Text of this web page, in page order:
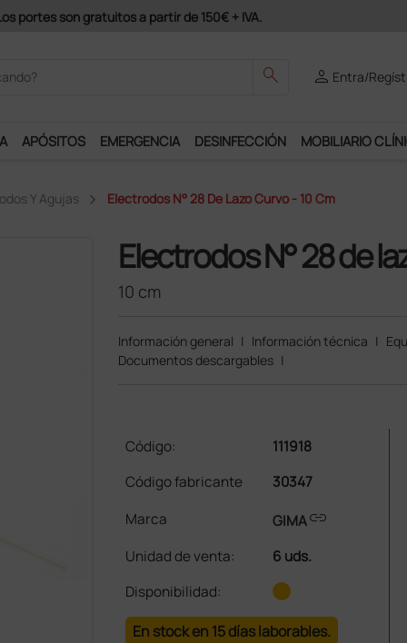
disfrutar de muchos servicios exclusivos.
search person Entra/
APÓSITOS EMERGENCIA DESINFECCIÓN MOBILIARIO
Y Agujas Electrodos N° 28 De Lazo Curvo - 10 Cm
Electrodos N° 28 de
10 cm
Información general | Información técnica |
Documentos descargables |
Código:
111918
Código fabricante
30347
Marca
GIMAlink
Unidad de venta:
6 uds.
Disponibilidad:
En stock en 15 días laborables.